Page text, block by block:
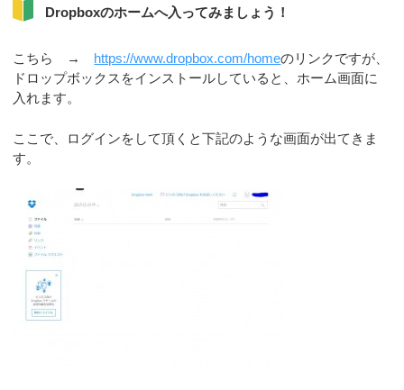
Dropboxのホームへ入ってみましょう！
こちら → https://www.dropbox.com/homeのリンクですが、
ドロップボックスをインストールしていると、ホーム画面に
入れます。
ここで、ログインをして頂くと下記のような画面が出てきま
す。